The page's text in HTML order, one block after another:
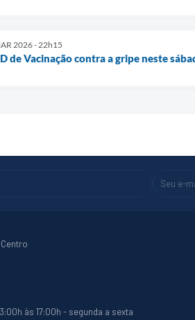
2026 - 22h15
de Vacinação contra a gripe neste
às 17:00h - segunda a sexta